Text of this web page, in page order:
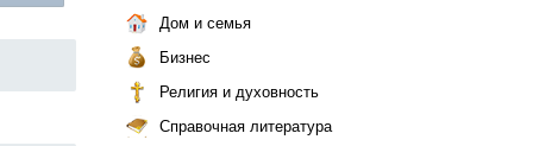
Дом и семья
Бизнес
Религия и духовность
Справочная литература